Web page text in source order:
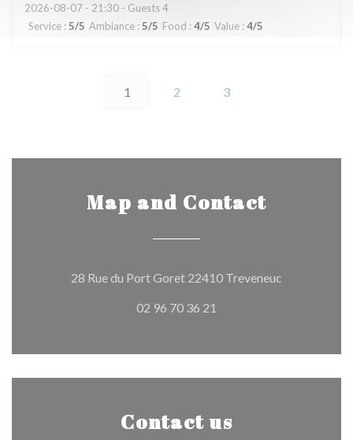
2026-08-07 - 21:30 - Guests 4
Service :5/5 Ambiance : 5/5 Food : 4/5 Value : 4/5
1 2 3
Map and Contact
28 Rue du Port Goret 22410 Treveneuc
02 96 70 36 21
Contact us